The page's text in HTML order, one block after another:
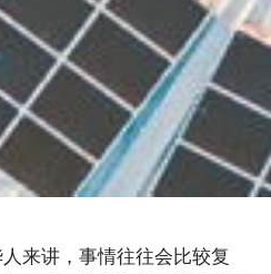
来讲，事情往往会比较复